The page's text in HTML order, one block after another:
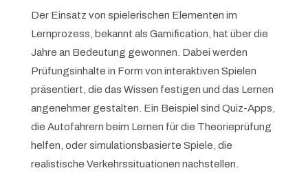
Der Einsatz von spielerischen Elementen im
Lernprozess, bekannt als Gamification, hat über die
Jahre an Bedeutung gewonnen. Dabei werden
Prüfungsinhalte in Form von interaktiven Spielen
präsentiert, die das Wissen festigen und das Lernen
angenehmer gestalten. Ein Beispiel sind Quiz-Apps,
die Autofahrern beim Lernen für die Theorieprüfung
helfen, oder simulationsbasierte Spiele, die
realistische Verkehrssituationen nachstellen.